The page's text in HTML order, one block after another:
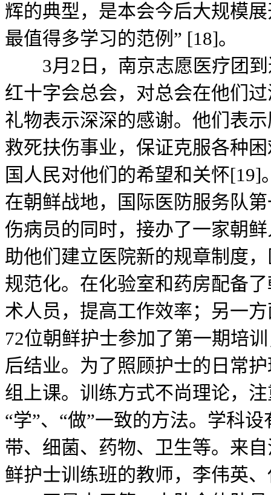
辉的典型，是本会今后大规模
最值得多学习的范例” [18]。
3月2日，南京志愿医疗团到
红十字会总会，对总会在他们
礼物表示深深的感谢。他们表
救死扶伤事业，保证克服各种
国人民对他们的希望和关怀[19]
在朝鲜战地，国际医防服务队
伤病员的同时，接办了一家朝
助他们建立医院新的规章制度
规范化。在化验室和药房配备
术人员，提高工作效率；另一
72位朝鲜护士参加了第一期培
后结业。为了照顾护士的日常
组上课。训练方式不尚理论，
“学”、“做”一致的方法。学科
带、细菌、药物、卫生等。来
鲜护士训练班的教师，李伟英